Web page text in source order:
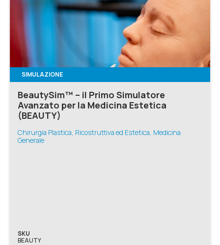
SIMULAZIONE
BeautySim™ – il Primo Simulatore
Avanzato per la Medicina Estetica
(BEAUTY)
Chirurgia Plastica, Ricostruttiva ed Estetica, Medicina
Generale
SKU
BEAUTY